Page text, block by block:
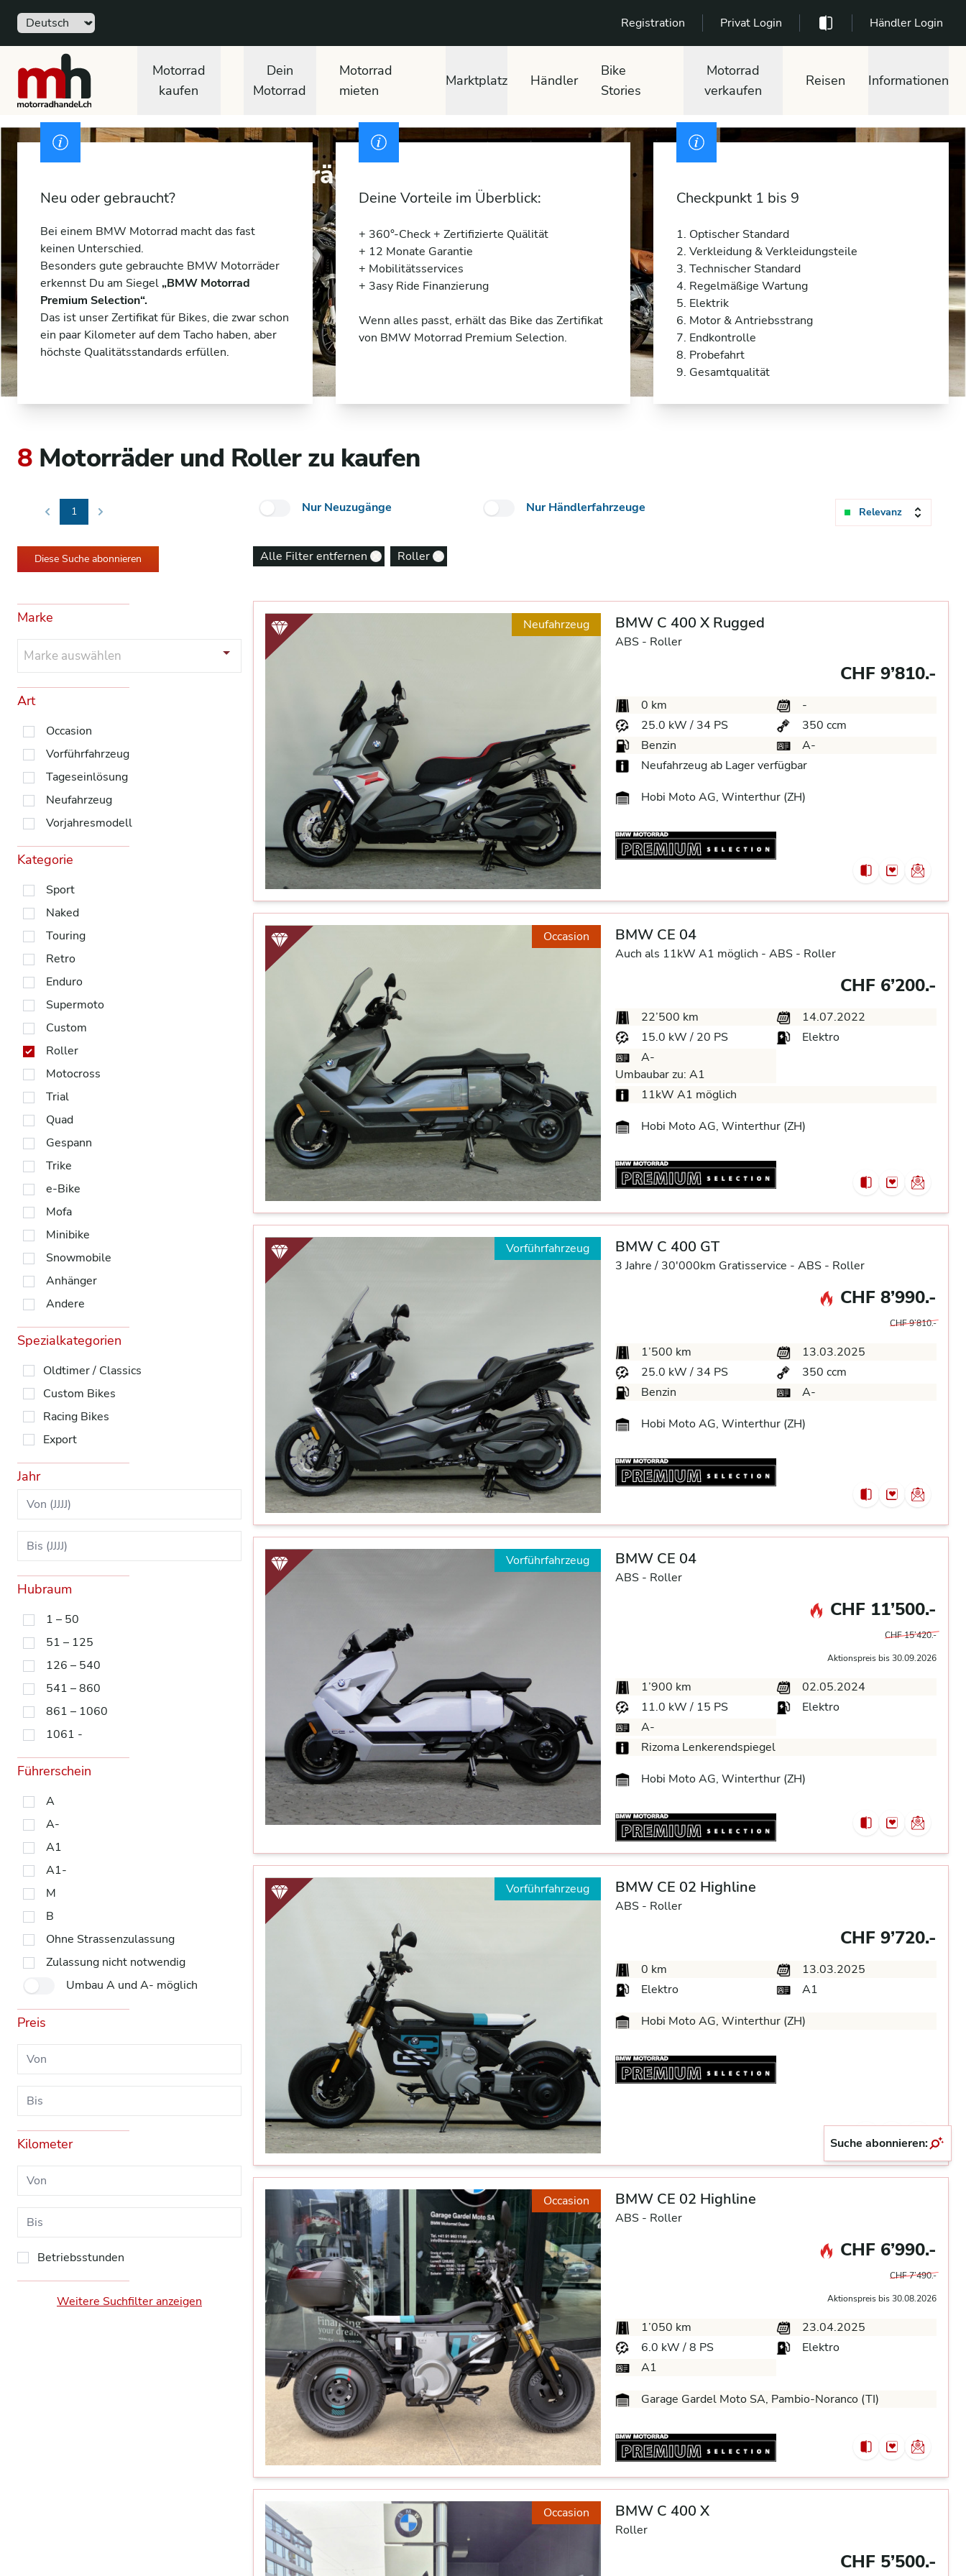
Sprache Registration Privat Login Händler Login
motorradhandel.ch
Motorrad
kaufen
Dein
Motorrad
Motorrad
mieten
Marktplatz Händler
Bike
Stories
Motorrad
verkaufen
Reisen Informationen
Gebrauchte BMW Motorräder WIE NEUGEBOREN
Ausweis
Neu oder gebraucht?
Bei einem BMW Motorrad macht das fast
keinen Unterschied.
Besonders gute gebrauchte BMW Motorräder
erkennst Du am Siegel„BMW Motorrad
Premium Selection“.
Das ist unser Zertifikat für Bikes, die zwar schon
ein paar Kilometer auf dem Tacho haben, aber
höchste Qualitätsstandards erfüllen.
Deine Vorteile im Überblick:
+ 360°-Check + Zertifizierte Quälität
+ 12 Monate Garantie
+ Mobilitätsservices
+ 3asy Ride Finanzierung
Wenn alles passt, erhält das Bike das Zertifikat
von BMW Motorrad Premium Selection.
Checkpunkt 1 bis 9
1. Optischer Standard
2. Verkleidung & Verkleidungsteile
3. Technischer Standard
4. Regelmäßige Wartung
5. Elektrik
6. Motor & Antriebsstrang
7. Endkontrolle
8. Probefahrt
9. Gesamtqualität
8 Motorräder und Roller zu kaufen
Previous
1 Next
Nur Neuzugänge Nur Händlerfahrzeuge Relevanz
Diese Suche abonnieren Alle Filter entfernen Remove option
Roller Remove option
Marke
Marke auswählen
Art
Occasion
Vorführfahrzeug
Tageseinlösung
Neufahrzeug
Vorjahresmodell
Kategorie
Sport
Naked
Touring
Retro
Enduro
Supermoto
Custom
Roller
Motocross
Trial
Quad
Gespann
Trike
e-Bike
Mofa
Minibike
Snowmobile
Anhänger
Andere
Spezialkategorien
Oldtimer / Classics
Custom Bikes
Racing Bikes
Export
Jahr
Hubraum
1 – 50
51 – 125
126 – 540
541 – 860
861 – 1060
1061 -
Führerschein
A
A-
A1
A1-
M
B
Ohne Strassenzulassung
Zulassung nicht notwendig
Umbau A und A- möglich
Preis
Kilometer
Betriebsstunden
Weitere Suchfilter anzeigen
Neufahrzeug BMW C 400 X Rugged
ABS - Roller
CHF 9’810.-
0 km
-
25.0 kW / 34 PS
350 ccm
Benzin
A-
Neufahrzeug ab Lager verfügbar
Hobi Moto AG, Winterthur (ZH)
Occasion BMW CE 04
Auch als 11kW A1 möglich - ABS - Roller
CHF 6’200.-
22’500 km
14.07.2022
15.0 kW / 20 PS
Elektro
A-
Umbaubar zu: A1
11kW A1 möglich
Hobi Moto AG, Winterthur (ZH)
Vorführfahrzeug BMW C 400 GT
3 Jahre / 30'000km Gratisservice - ABS - Roller
CHF 8’990.-
CHF 9’810.-
1’500 km
13.03.2025
25.0 kW / 34 PS
350 ccm
Benzin
A-
Hobi Moto AG, Winterthur (ZH)
Vorführfahrzeug BMW CE 04
ABS - Roller
CHF 11’500.-
CHF 15’420.-
Aktionspreis bis 30.09.2026
1’900 km
02.05.2024
11.0 kW / 15 PS
Elektro
A-
Rizoma Lenkerendspiegel
Hobi Moto AG, Winterthur (ZH)
Vorführfahrzeug BMW CE 02 Highline
ABS - Roller
CHF 9’720.-
0 km
13.03.2025
Elektro
A1
Hobi Moto AG, Winterthur (ZH)
Occasion BMW CE 02 Highline
ABS - Roller
CHF 6’990.-
CHF 7’490.-
Aktionspreis bis 30.08.2026
1’050 km
23.04.2025
6.0 kW / 8 PS
Elektro
A1
Garage Gardel Moto SA, Pambio-Noranco (TI)
Occasion BMW C 400 X
Roller
CHF 5’500.-
Suche abonnieren: